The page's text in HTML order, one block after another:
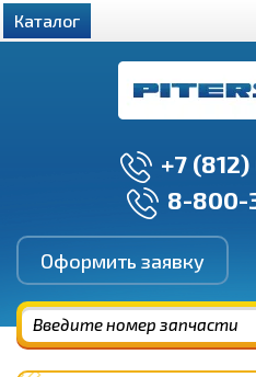
+7
8-800-
Оформить заявку
Каталог